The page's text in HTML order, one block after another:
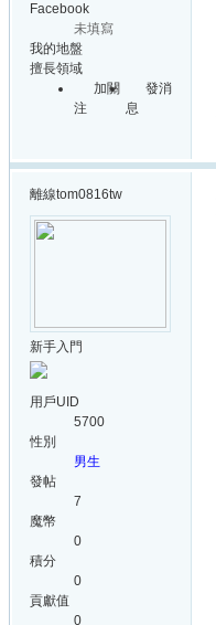
Facebook
未填寫
我的地盤
擅長領域
加關
注
發消
息
離線tom0816tw
新手入門
用戶UID
5700
性別
男生
發帖
7
魔幣
0
積分
0
貢獻值
0